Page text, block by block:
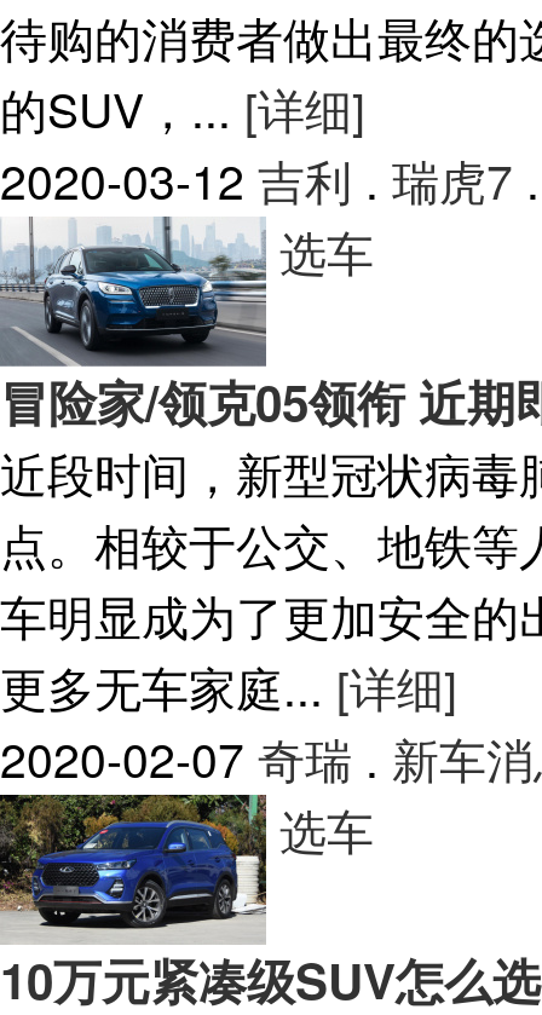
待购的消费者做出最终
的SUV，... [详细]
2020-03-12 吉利 . 瑞虎7 .
选车
冒险家/领克05领衔 近期
近段时间，新型冠状病
点。相较于公交、地铁
车明显成为了更加安全
更多无车家庭... [详细]
2020-02-07 奇瑞 . 新车
选车
10万元紧凑级SUV怎么